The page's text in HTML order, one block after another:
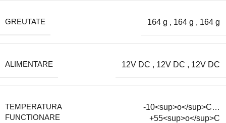
GREUTATE 164 g , 164 g , 164 g
ALIMENTARE 12V DC , 12V DC , 12V DC
TEMPERATURA
FUNCTIONARE
-10<sup>o</sup>C…
+55<sup>o</sup>C